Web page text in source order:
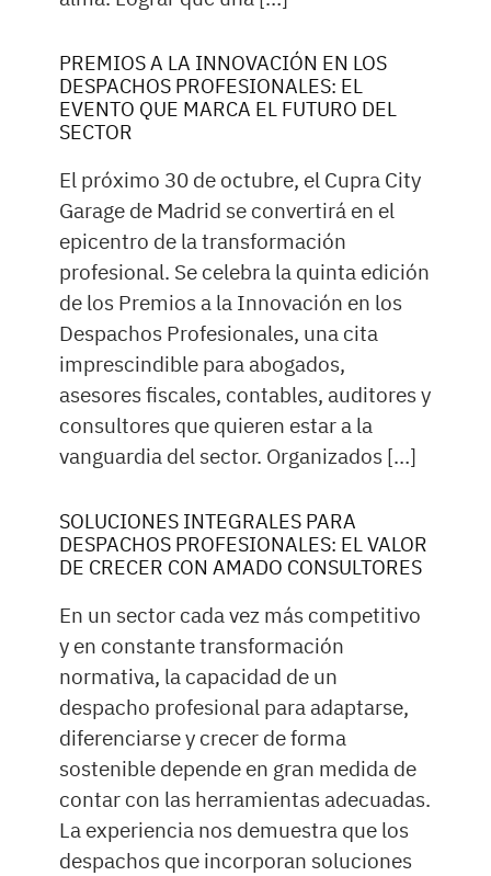
PREMIOS A LA INNOVACIÓN EN LOS
DESPACHOS PROFESIONALES: EL
EVENTO QUE MARCA EL FUTURO DEL
SECTOR
El próximo 30 de octubre, el Cupra City
Garage de Madrid se convertirá en el
epicentro de la transformación
profesional. Se celebra la quinta edición
de los Premios a la Innovación en los
Despachos Profesionales, una cita
imprescindible para abogados,
asesores fiscales, contables, auditores y
consultores que quieren estar a la
vanguardia del sector. Organizados […]
SOLUCIONES INTEGRALES PARA
DESPACHOS PROFESIONALES: EL VALOR
DE CRECER CON AMADO CONSULTORES
En un sector cada vez más competitivo
y en constante transformación
normativa, la capacidad de un
despacho profesional para adaptarse,
diferenciarse y crecer de forma
sostenible depende en gran medida de
contar con las herramientas adecuadas.
La experiencia nos demuestra que los
despachos que incorporan soluciones